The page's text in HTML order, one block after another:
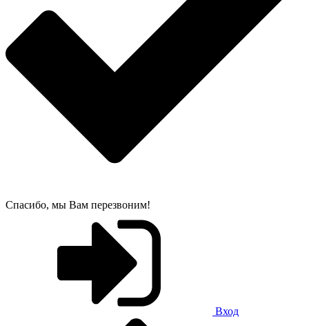
Спасибо, мы Вам перезвоним!
Вход